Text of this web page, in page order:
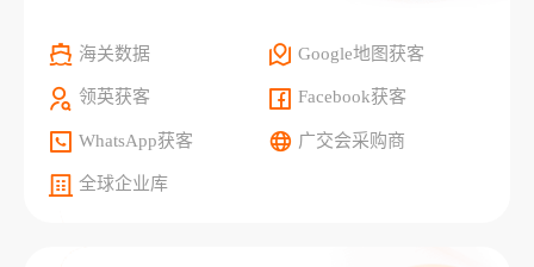
海关数据 Google地图获客
领英获客 Facebook获客
WhatsApp获客 广交会采购商
全球企业库